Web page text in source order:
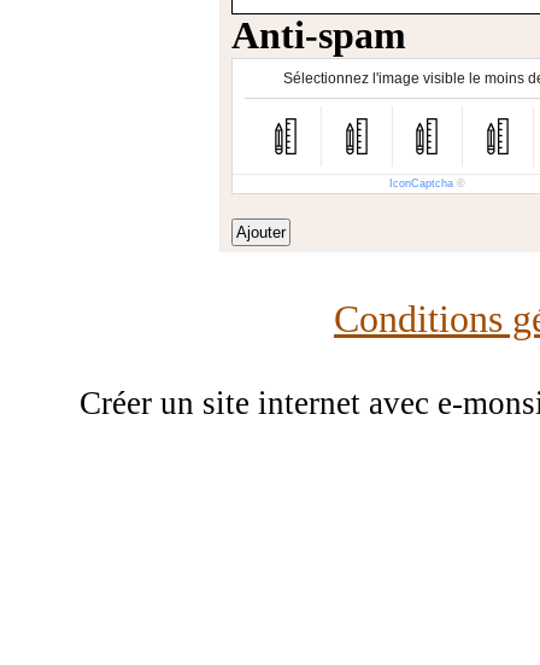
Anti-spam
Sélectionnez l'image visible le moins
IconCaptcha ©
Conditions
Créer un site internet avec e-